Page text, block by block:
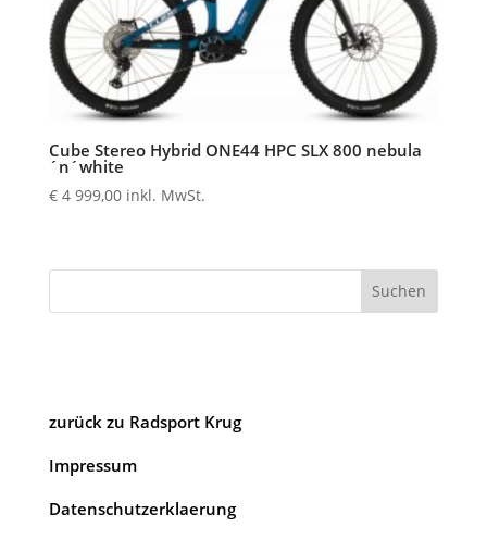
Cube Stereo Hybrid ONE44 HPC SLX 800 nebula
´n´white
€4 999,00 inkl. MwSt.
Suchen
zurück zu Radsport Krug
Impressum
Datenschutzerklaerung